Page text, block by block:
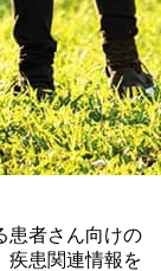
患者さん向けの
疾患関連情報を